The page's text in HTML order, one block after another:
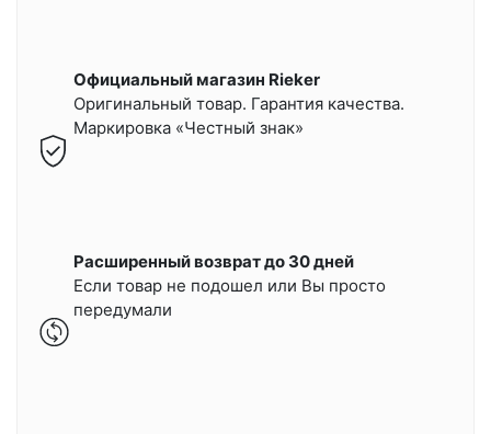
Официальный магазин Rieker
Оригинальный товар. Гарантия качества.
Маркировка «Честный знак»
Расширенный возврат до 30 дней
Если товар не подошел или Вы просто
передумали